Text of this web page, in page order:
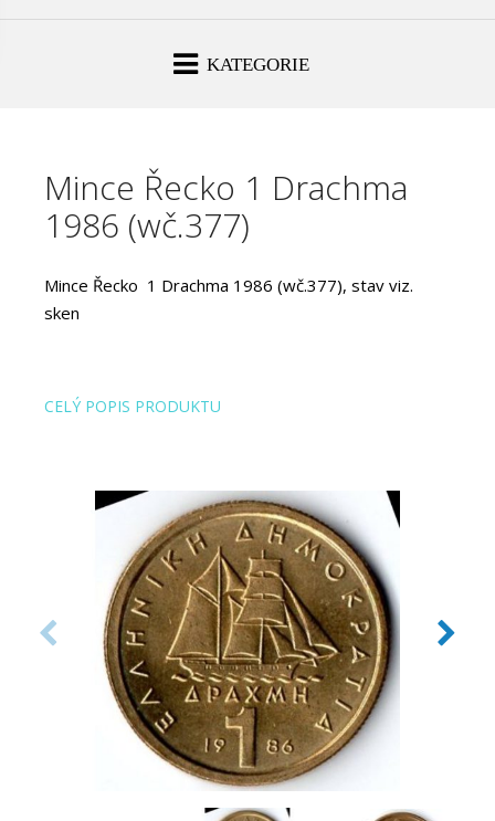
KATEGORIE
Mince Řecko 1 Drachma
1986 (wč.377)
Mince Řecko 1 Drachma 1986 (wč.377), stav viz.
sken
CELÝ POPIS PRODUKTU